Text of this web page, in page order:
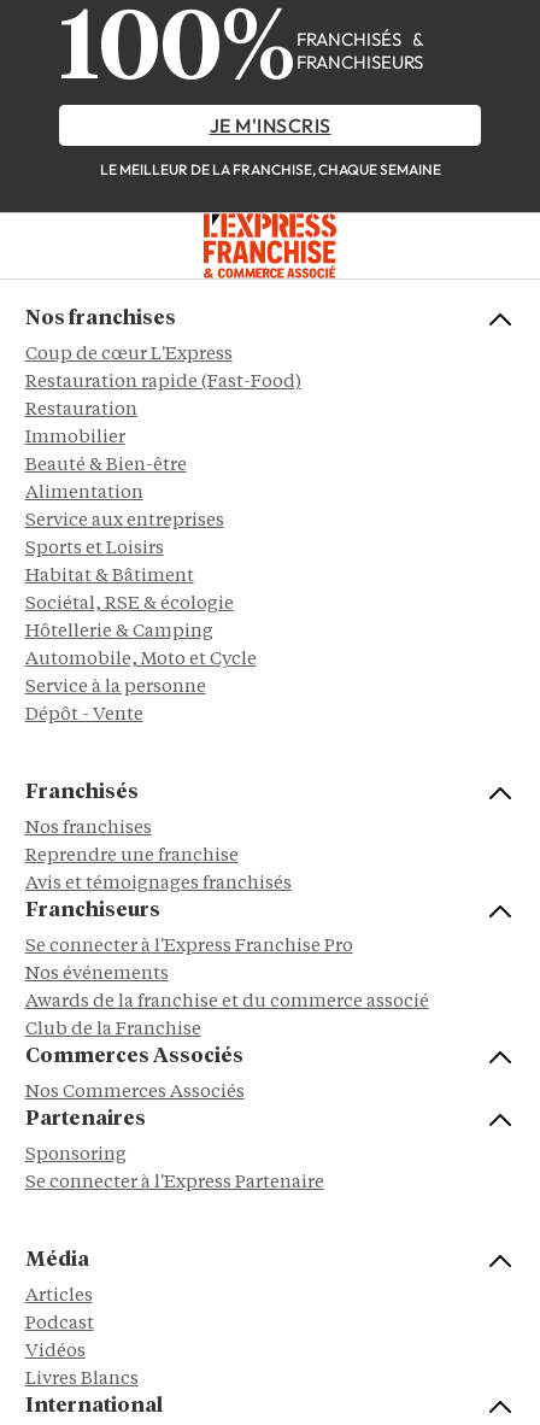
100% FRANCHISÉS &
FRANCHISEURS
JE M'INSCRIS
LE MEILLEUR DE LA FRANCHISE, CHAQUE SEMAINE
Nos franchises
Coup de cœur L'Express
Restauration rapide (Fast-Food)
Restauration
Immobilier
Beauté & Bien-être
Alimentation
Service aux entreprises
Sports et Loisirs
Habitat & Bâtiment
Sociétal, RSE & écologie
Hôtellerie & Camping
Automobile, Moto et Cycle
Service à la personne
Dépôt - Vente
Franchisés
Nos franchises
Reprendre une franchise
Avis et témoignages franchisés
Franchiseurs
Se connecter à l'Express Franchise Pro
Nos événements
Awards de la franchise et du commerce associé
Club de la Franchise
Commerces Associés
Nos Commerces Associés
Partenaires
Sponsoring
Se connecter à l'Express Partenaire
Média
Articles
Podcast
Vidéos
Livres Blancs
International